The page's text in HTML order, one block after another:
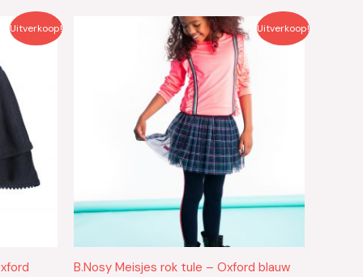
Uitverkoop! Uitverkoop!
B.Nosy Meisjes rok tule – Oxford blauw
Oorspronkelijke
Huidige
prijs
€15.00.